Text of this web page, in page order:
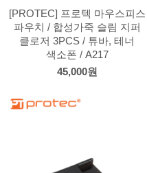
[PROTEC] 프로텍 마우스피스
파우치 / 합성가죽 슬림 지퍼
클로저 3PCS / 튜바, 테너
색소폰 / A217
45,000원